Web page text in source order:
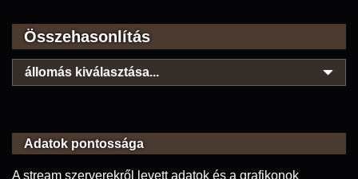
Összehasonlítás
állomás kiválasztása...
Adatok pontossága
A stream szerverekről levett adatok és a grafikonok